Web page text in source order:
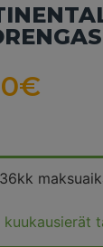
€
kuukausierät